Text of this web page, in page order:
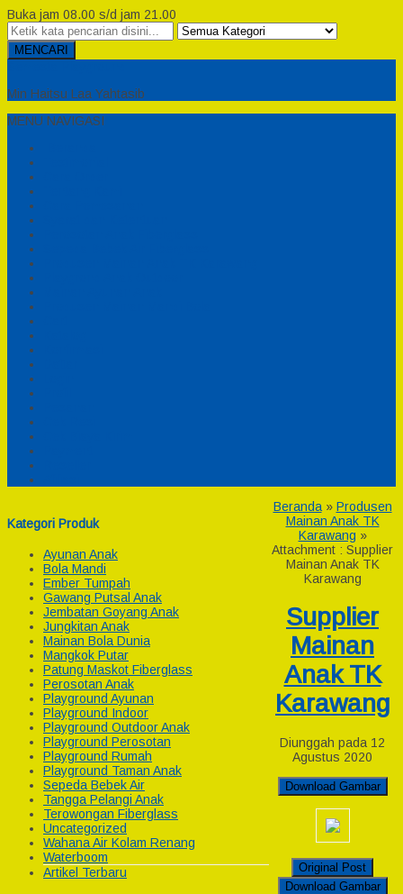
Buka jam 08.00 s/d jam 21.00
MENCARI
Min Haitsu Laa Yahtasib
MENU NAVIGASI
Kategori Produk
Ayunan Anak
Bola Mandi
Ember Tumpah
Gawang Putsal Anak
Jembatan Goyang Anak
Jungkitan Anak
Mainan Bola Dunia
Mangkok Putar
Patung Maskot Fiberglass
Perosotan Anak
Playground Ayunan
Playground Indoor
Playground Outdoor Anak
Playground Perosotan
Playground Rumah
Playground Taman Anak
Sepeda Bebek Air
Tangga Pelangi Anak
Terowongan Fiberglass
Uncategorized
Wahana Air Kolam Renang
Waterboom
Artikel Terbaru
Beranda» Produsen
Mainan Anak TK
Karawang »
Attachment : Supplier
Mainan Anak TK
Karawang
Supplier
Mainan
Anak TK
Karawang
Diunggah pada 12
Agustus 2020
Download Gambar
Original Post
Download Gambar